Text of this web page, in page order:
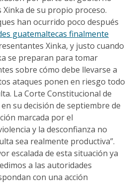
de su propio proceso.
han ocurrido poco después
guatemaltecas finalmente
Xinka, y justo cuando
se preparan para tomar
sobre cómo debe llevarse a
ataques ponen en riesgo todo
La Corte Constitucional de
su decisión de septiembre de
marcada por el
y la desconfianza no
sea realmente productiva”.
escalada de esta situación ya
a las autoridades
con una acción